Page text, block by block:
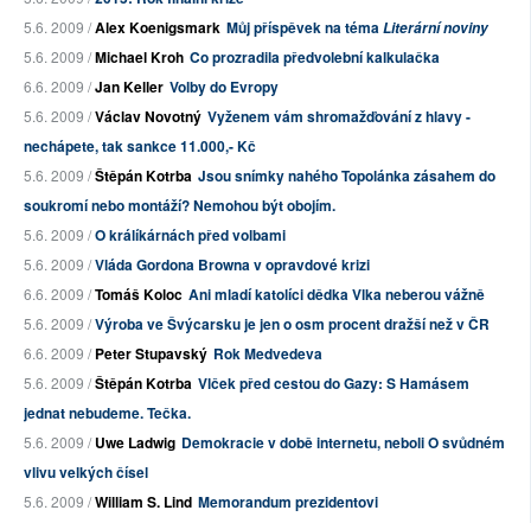
5.6. 2009 /Alex Koenigsmark Můj příspěvek na témaLiterární noviny
5.6. 2009 /Michael Kroh Co prozradila předvolební kalkulačka
6.6. 2009 /Jan Keller Volby do Evropy
5.6. 2009 /Václav Novotný Vyženem vám shromažďování z hlavy -
nechápete, tak sankce 11.000,- Kč
5.6. 2009 /Štěpán Kotrba Jsou snímky nahého Topolánka zásahem do
soukromí nebo montáží? Nemohou být obojím.
5.6. 2009 /O králíkárnách před volbami
5.6. 2009 /Vláda Gordona Browna v opravdové krizi
6.6. 2009 /Tomáš Koloc Ani mladí katolíci dědka Vlka neberou vážně
5.6. 2009 /Výroba ve Švýcarsku je jen o osm procent dražší než v ČR
6.6. 2009 /Peter Stupavský Rok Medvedeva
5.6. 2009 /Štěpán Kotrba Vlček před cestou do Gazy: S Hamásem
jednat nebudeme. Tečka.
5.6. 2009 /Uwe Ladwig Demokracie v době internetu, neboli O svůdném
vlivu velkých čísel
5.6. 2009 /William S. Lind Memorandum prezidentovi